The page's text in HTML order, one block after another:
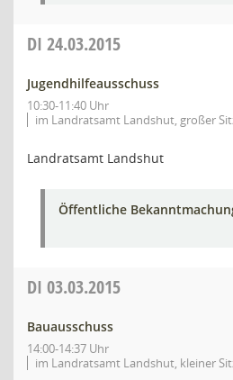
DI 24.03.2015
Jugendhilfeausschuss
10:30-11:40 Uhr
im Landratsamt Landshut, großer
Landratsamt Landshut
Öffentliche
DI 03.03.2015
Bauausschuss
14:00-14:37 Uhr
im Landratsamt Landshut, kleiner